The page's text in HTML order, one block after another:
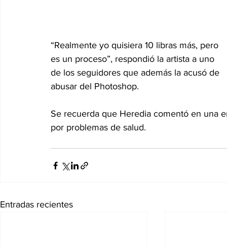
“Realmente yo quisiera 10 libras más, pero
es un proceso”, respondió la artista a uno
de los seguidores que además la acusó de
abusar del Photoshop.
Se recuerda que Heredia comentó en una
por problemas de salud.
Entradas recientes